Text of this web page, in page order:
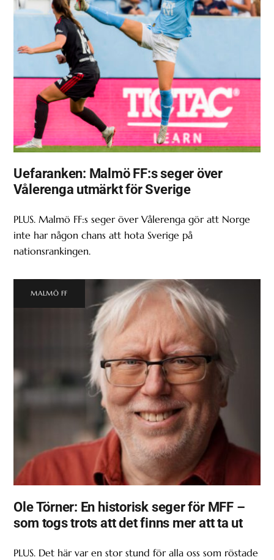
Uefaranken: Malmö FF:s seger över
Vålerenga utmärkt för Sverige
PLUS. Malmö FF:s seger över Vålerenga gör att Norge
inte har någon chans att hota Sverige på
nationsrankingen.
MALMÖ FF
Ole Törner: En historisk seger för MFF –
som togs trots att det finns mer att ta ut
PLUS. Det här var en stor stund för alla oss som röstade